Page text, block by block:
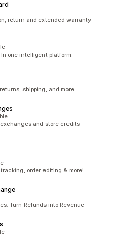
return and extended warranty
one intelligent platform.
shipping, and more
and store credits
order editing & more!
Turn Refunds into Revenue